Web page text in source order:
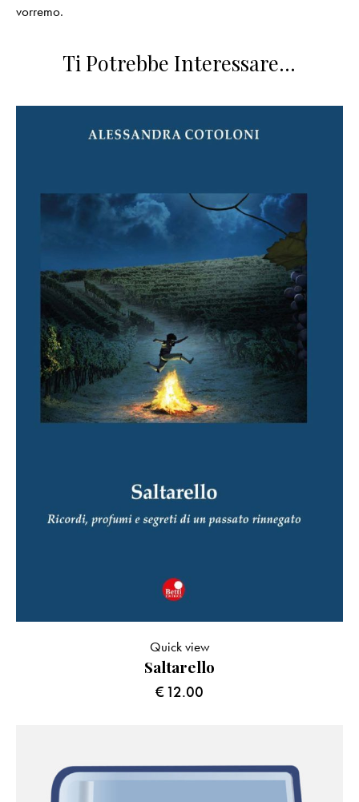
vorremo.
Ti Potrebbe Interessare…
Saltarello
€12.00
Quick view